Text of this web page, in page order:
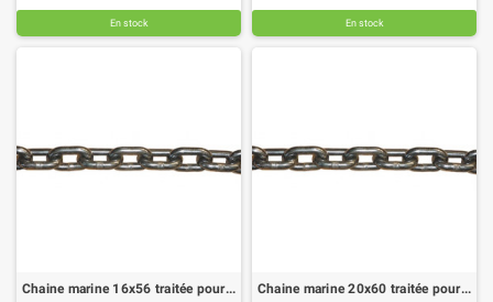
En stock En stock
Chaine marine 16x56 traitée pour épandeur Chaine marine 20x60 traitée pour épandeur